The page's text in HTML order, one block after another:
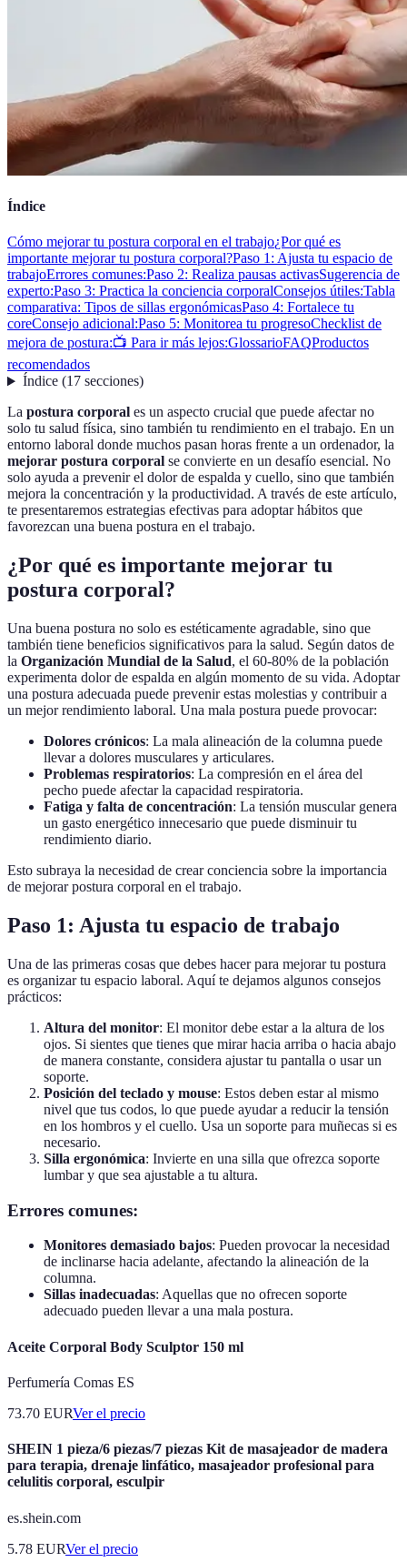
Índice
Cómo mejorar tu postura corporal en el trabajo¿Por qué es
importante mejorar tu postura corporal?Paso 1: Ajusta tu espacio de
trabajoErrores comunes:Paso 2: Realiza pausas activasSugerencia de
experto:Paso 3: Practica la conciencia corporalConsejos útiles:Tabla
comparativa: Tipos de sillas ergonómicasPaso 4: Fortalece tu
coreConsejo adicional:Paso 5: Monitorea tu progresoChecklist de
mejora de postura:📺 Para ir más lejos:GlossarioFAQProductos
recomendados
Índice(17 secciones)
La postura corporal es un aspecto crucial que puede afectar no
solo tu salud física, sino también tu rendimiento en el trabajo. En un
entorno laboral donde muchos pasan horas frente a un ordenador, la
mejorar postura corporal se convierte en un desafío esencial. No
solo ayuda a prevenir el dolor de espalda y cuello, sino que también
mejora la concentración y la productividad. A través de este artículo,
te presentaremos estrategias efectivas para adoptar hábitos que
favorezcan una buena postura en el trabajo.
¿Por qué es importante mejorar tu
postura corporal?
Una buena postura no solo es estéticamente agradable, sino que
también tiene beneficios significativos para la salud. Según datos de
la Organización Mundial de la Salud, el 60-80% de la población
experimenta dolor de espalda en algún momento de su vida. Adoptar
una postura adecuada puede prevenir estas molestias y contribuir a
un mejor rendimiento laboral. Una mala postura puede provocar:
Dolores crónicos: La mala alineación de la columna puede
llevar a dolores musculares y articulares.
Problemas respiratorios: La compresión en el área del
pecho puede afectar la capacidad respiratoria.
Fatiga y falta de concentración: La tensión muscular genera
un gasto energético innecesario que puede disminuir tu
rendimiento diario.
Esto subraya la necesidad de crear conciencia sobre la importancia
de mejorar postura corporal en el trabajo.
Paso 1: Ajusta tu espacio de trabajo
Una de las primeras cosas que debes hacer para mejorar tu postura
es organizar tu espacio laboral. Aquí te dejamos algunos consejos
prácticos:
Altura del monitor: El monitor debe estar a la altura de los
ojos. Si sientes que tienes que mirar hacia arriba o hacia abajo
de manera constante, considera ajustar tu pantalla o usar un
soporte.
Posición del teclado y mouse: Estos deben estar al mismo
nivel que tus codos, lo que puede ayudar a reducir la tensión
en los hombros y el cuello. Usa un soporte para muñecas si es
necesario.
Silla ergonómica: Invierte en una silla que ofrezca soporte
lumbar y que sea ajustable a tu altura.
Errores comunes:
Monitores demasiado bajos: Pueden provocar la necesidad
de inclinarse hacia adelante, afectando la alineación de la
columna.
Sillas inadecuadas: Aquellas que no ofrecen soporte
adecuado pueden llevar a una mala postura.
Aceite Corporal Body Sculptor 150 ml
Perfumería Comas ES
73.70 EURVer el precio
SHEIN 1 pieza/6 piezas/7 piezas Kit de masajeador de madera
para terapia, drenaje linfático, masajeador profesional para
celulitis corporal, esculpir
es.shein.com
5.78 EURVer el precio